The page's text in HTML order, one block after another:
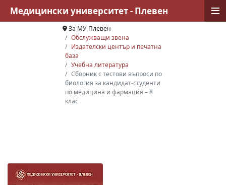
За МУ-Плевен
Обслужващи звена
Издателски център и печатна
база
Учебна литература
Сборник с тестови въпроси по
биология за кандидат-студенти
по медицина и фармация – 8
клас
Медицински университет - Плевен ≡